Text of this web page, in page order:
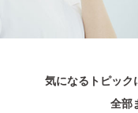
気になるトピック
全部